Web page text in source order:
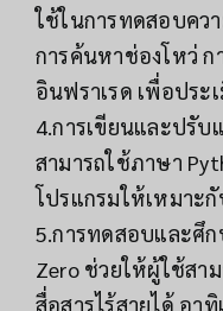
ใช้ในการทดสอบคว
การค้นหาช่องโหว่
อินฟราเรด เพื่อประ
4.การเขียนและปรับ
สามารถใช้ภาษา
โปรแกรมให้เหมาะ
5.การทดสอบและศึก
Zero ช่วยให้ผู้ใช้สา
สื่อสารไร้สายได้ อา